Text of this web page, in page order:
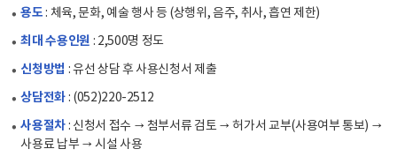
용도: 체육, 문화, 예술 행사 등 (상행위, 음주, 취사, 흡연 제한)
최대 수용인원 : 2,500명 정도
신청방법 : 유선 상담 후 사용신청서 제출
상담전화: (052)220-2512
사용절차: 신청서 접수 → 첨부서류 검토 → 허가서 교부(사용여부 통보) →
사용료 납부 → 시설 사용